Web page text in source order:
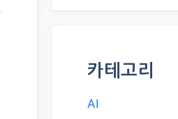
카테고리
AI